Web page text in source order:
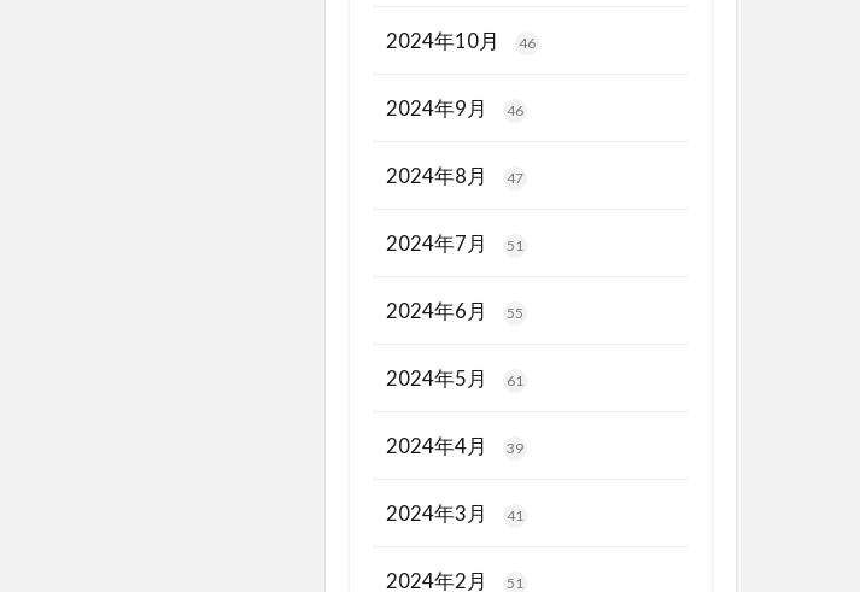
2024年10月 46
2024年9月 46
2024年8月 47
2024年7月 51
2024年6月 55
2024年5月 61
2024年4月 39
2024年3月 41
2024年2月 51